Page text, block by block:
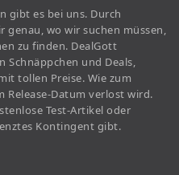
gibt es bei uns. Durch
genau, wo wir suchen müssen,
zu finden. DealGott
und Deals,
tollen Preise. Wie zum
Release-Datum verlost wird.
Test-Artikel oder
Kontingent gibt.